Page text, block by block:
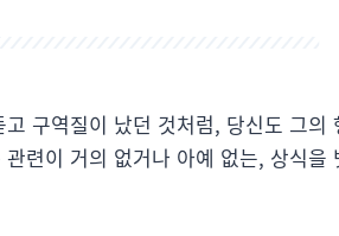
구역질이 났던 것처럼, 당신도 그의
련이 거의 없거나 아예 없는, 상식을